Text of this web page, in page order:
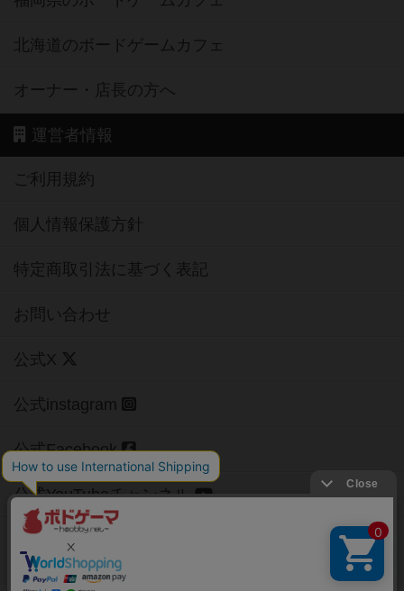
北海道のボードゲームカフェ
オーナー・店長の方へ
運営者情報
ご利用規約
個人情報保護方針
特定商取引法に基づく表記
お問い合わせ
公式X
公式instagram
公式Facebook
公式YouTubeチャンネル